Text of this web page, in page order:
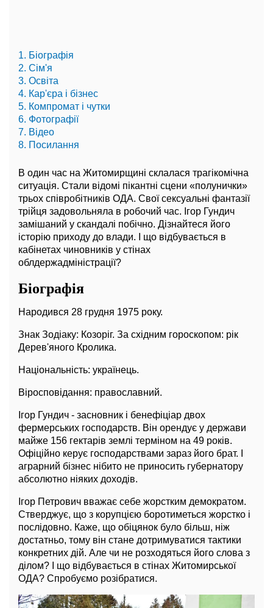
1. Біографія
2. Сім'я
3. Освіта
4. Кар'єра і бізнес
5. Компромат і чутки
6. Фотографії
7. Відео
8. Посилання
В один час на Житомирщині склалася трагікомічна
ситуація. Стали відомі пікантні сцени «полунички»
трьох співробітників ОДА. Свої сексуальні фантазії
трійця задовольняла в робочий час. Ігор Гундич
замішаний у скандалі побічно. Дізнайтеся його
історію приходу до влади. І що відбувається в
кабінетах чиновників у стінах
облдержадміністрації?
Біографія
Народився 28 грудня 1975 року.
Знак Зодіаку: Козоріг. За східним гороскопом: рік
Дерев'яного Кролика.
Національність: українець.
Віросповідання: православний.
Ігор Гундич - засновник і бенефіціар двох
фермерських господарств. Він орендує у держави
майже 156 гектарів землі терміном на 49 років.
Офіційно керує господарствами зараз його брат. І
аграрний бізнес нібито не приносить губернатору
абсолютно ніяких доходів.
Ігор Петрович вважає себе жорстким демократом.
Стверджує, що з корупцією боротиметься жорстко і
послідовно. Каже, що обіцянок було більш, ніж
достатньо, тому він стане дотримуватися тактики
конкретних дій. Але чи не розходяться його слова з
ділом? І що відбувається в стінах Житомирської
ОДА? Спробуємо розібратися.